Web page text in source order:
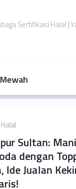
Sertifikasi Halal |
Sultan:
dengan
Ide Jualan